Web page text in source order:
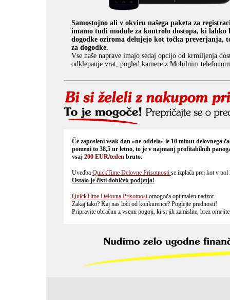
Samostojno ali v okviru našega paketa za
imamo tudi module za kontrolo dostopa, ki
dogodke oziroma delujejo kot točka preverjanja,
za dogodke.
Vse naše naprave imajo sedaj opcijo od krmiljenja
odklepanje vrat, pogled kamere z Mobilnim
Če zaposleni vsak dan »ne-oddela« le 10 minut delovnega
pomeni to 38,5 ur letno, to je v najmanj profitabilnih
vsaj 200 EUR/teden bruto.
Uvedba QuickTime Delovne Prisotnosti se izplača prej kot v pol
Ostalo je čisti dobiček podjetja!
QuickTime Delovna Prisotnostomogoča optimalen nadzor.
Zakaj tako? Kaj nas loči od konkurence? Poglejte prednosti!
Pripravite obračun z vsemi pogoji, ki si jih zamislite, brez